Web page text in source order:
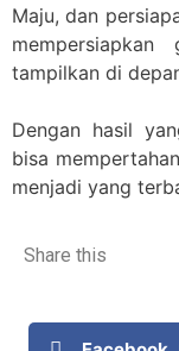
Maju, dan
tampilkan di
Dengan hasil
bisa
menjadi yang
Share this